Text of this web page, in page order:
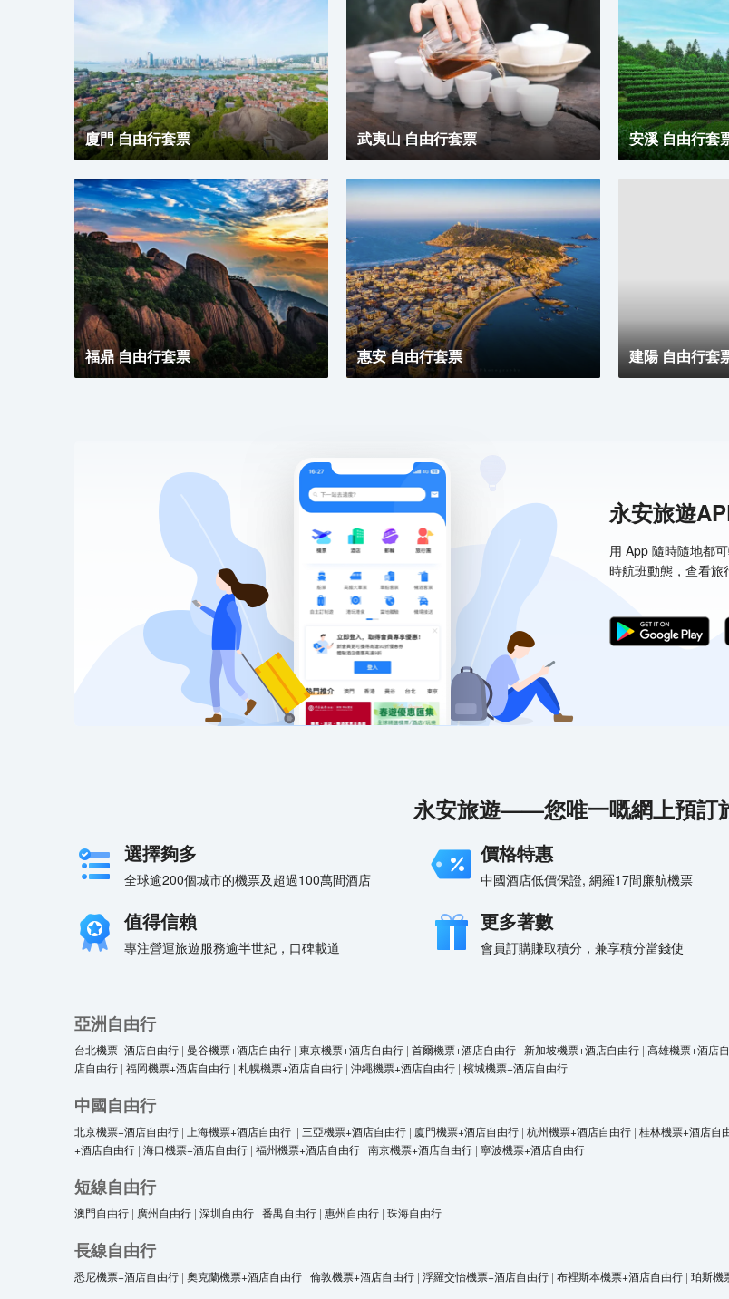
廈門 自由行套票 武夷山 自由行套票 安溪 自由行套
福鼎 自由行套票 惠安 自由行套票 建陽 自由行套
永安旅遊
用 App 隨時隨地都
時航班動態，查看旅
永安旅遊——您唯一嘅網上預訂
選擇夠多
全球逾200個城市的機票及超過100萬間酒店
價格特惠
中國酒店低價保證, 網羅17間廉航機票
值得信賴
專注營運旅遊服務逾半世紀，口碑載道
更多著數
會員訂購賺取積分，兼享積分當錢使
亞洲自由行
台北機票+酒店自由行 | 曼谷機票+酒店自由行 | 東京機票+酒店自由行 | 首爾機票+酒店自由行 | 新加坡機票+酒店自由行 | 高雄機票+酒店
店自由行 | 福岡機票+酒店自由行 | 札幌機票+酒店自由行 | 沖繩機票+酒店自由行 | 檳城機票+酒店自由行
中國自由行
北京機票+酒店自由行 | 上海機票+酒店自由行 | 三亞機票+酒店自由行 | 廈門機票+酒店自由行 | 杭州機票+酒店自由行 | 桂林機票+酒店自
+酒店自由行 | 海口機票+酒店自由行 | 福州機票+酒店自由行 | 南京機票+酒店自由行 | 寧波機票+酒店自由行
短線自由行
澳門自由行 | 廣州自由行 | 深圳自由行 | 番禺自由行 | 惠州自由行 | 珠海自由行
長線自由行
悉尼機票+酒店自由行 | 奧克蘭機票+酒店自由行 | 倫敦機票+酒店自由行 | 浮羅交怡機票+酒店自由行 | 布裡斯本機票+酒店自由行 | 珀斯機